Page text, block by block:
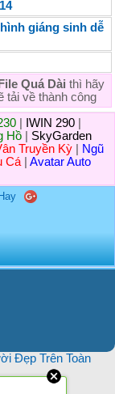
giáng sinh dễ
Quá Dài thì hãy
tải về thành công
IWIN 290
Hồ
SkyGarden
Truyền Kỳ
Ngũ
Cá
Avatar Auto
Đẹp Trên Toàn